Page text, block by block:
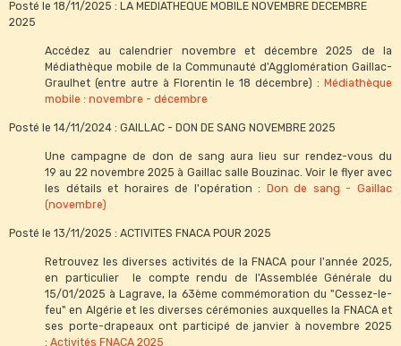
Posté le 18/11/2025 : LA MEDIATHEQUE MOBILE NOVEMBRE DECEMBRE
2025
Accédez au calendrier novembre et décembre 2025 de la
Médiathèque mobile de la Communauté d'Agglomération Gaillac-
Graulhet (entre autre à Florentin le 18 décembre) : Médiathèque
mobile : novembre - décembre
Posté le 14/11/2024 : GAILLAC - DON DE SANG NOVEMBRE 2025
Une campagne de don de sang aura lieu sur rendez-vous du
19 au 22 novembre 2025 à Gaillac salle Bouzinac. Voir le flyer avec
les détails et horaires de l'opération : Don de sang - Gaillac
(novembre)
Posté le 13/11/2025 : ACTIVITES FNACA POUR 2025
Retrouvez les diverses activités de la FNACA pour l'année 2025,
en particulier le compte rendu de l'Assemblée Générale du
15/01/2025 à Lagrave, la 63ème commémoration du "Cessez-le-
feu" en Algérie et les diverses cérémonies auxquelles la FNACA et
ses porte-drapeaux ont participé de janvier à novembre 2025
: Activités FNACA 2025